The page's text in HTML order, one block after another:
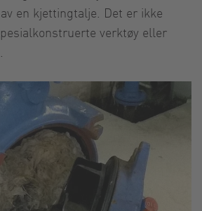
en kjettingtalje. Det er ikke
verktøy eller